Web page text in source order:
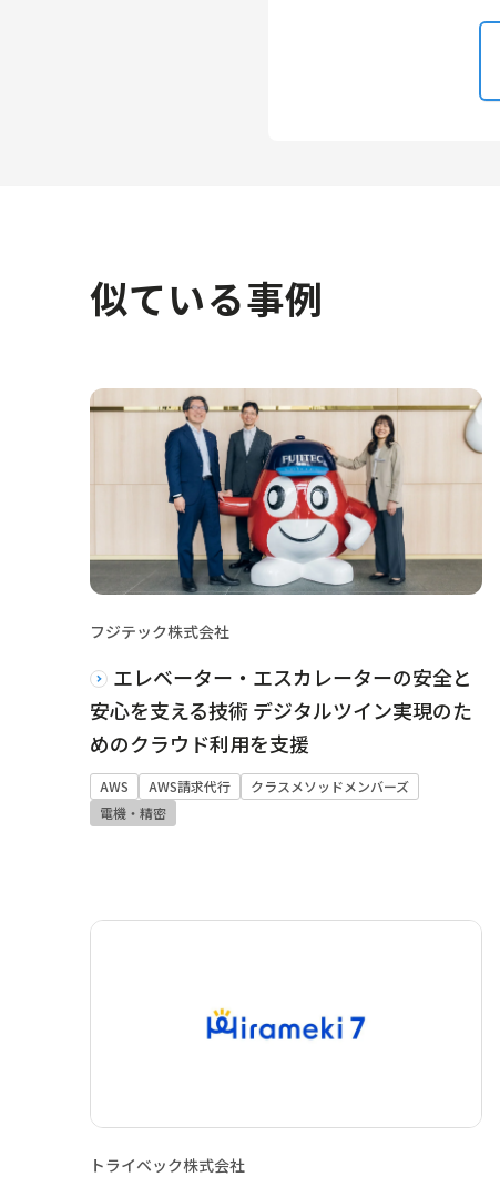
似ている事例
フジテック株式会社
エレベーター・エスカレーターの安全と
安心を支える技術 デジタルツイン実現のた
めのクラウド利用を支援
AWS AWS請求代行
クラスメソッドメンバーズ
電機・精密
トライベック株式会社